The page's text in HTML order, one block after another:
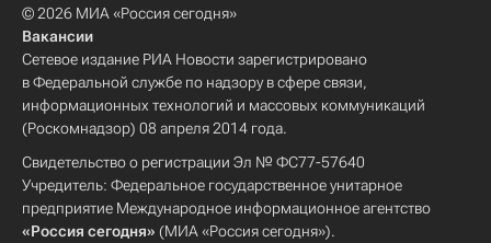
© 2026 МИА «Россия сегодня»
Вакансии
Сетевое издание РИА Новости зарегистрировано
в Федеральной службе по надзору в сфере связи,
информационных технологий и массовых коммуникаций
(Роскомнадзор) 08 апреля 2014 года.
Свидетельство о регистрации Эл № ФС77-57640
Учредитель: Федеральное государственное унитарное
предприятие Международное информационное агентство
«Россия сегодня» (МИА «Россия сегодня»).